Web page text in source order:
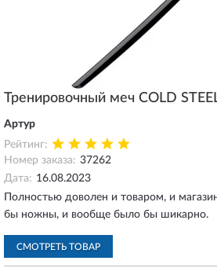
Тренировочный меч COLD
Артур
Рейтинг:
Номер заказа: 37262
Дата: 16.08.2023
Полностью доволен и товаром, и
бы ножны, и вообще было бы шикарно.
СМОТРЕТЬ ТОВАР